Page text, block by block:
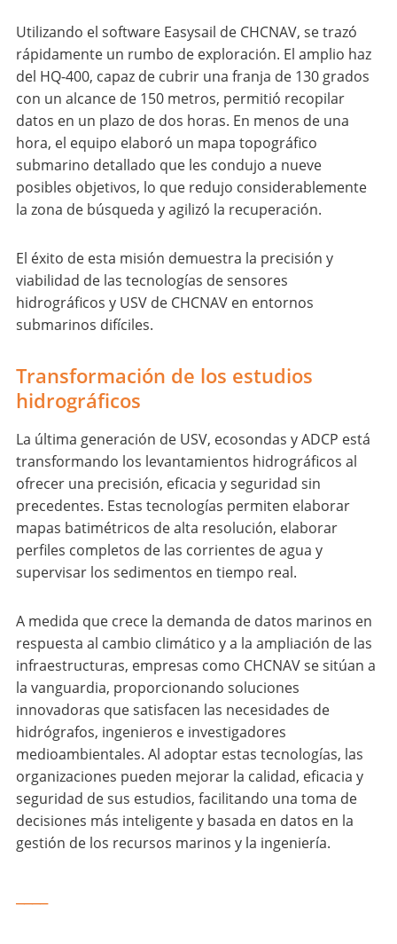
Utilizando el software Easysail de CHCNAV, se trazó
rápidamente un rumbo de exploración. El amplio haz
del HQ-400, capaz de cubrir una franja de 130 grados
con un alcance de 150 metros, permitió recopilar
datos en un plazo de dos horas. En menos de una
hora, el equipo elaboró un mapa topográfico
submarino detallado que les condujo a nueve
posibles objetivos, lo que redujo considerablemente
la zona de búsqueda y agilizó la recuperación.
El éxito de esta misión demuestra la precisión y
viabilidad de las tecnologías de sensores
hidrográficos y USV de CHCNAV en entornos
submarinos difíciles.
Transformación de los estudios
hidrográficos
La última generación de USV, ecosondas y ADCP está
transformando los levantamientos hidrográficos al
ofrecer una precisión, eficacia y seguridad sin
precedentes. Estas tecnologías permiten elaborar
mapas batimétricos de alta resolución, elaborar
perfiles completos de las corrientes de agua y
supervisar los sedimentos en tiempo real.
A medida que crece la demanda de datos marinos en
respuesta al cambio climático y a la ampliación de las
infraestructuras, empresas como CHCNAV se sitúan a
la vanguardia, proporcionando soluciones
innovadoras que satisfacen las necesidades de
hidrógrafos, ingenieros e investigadores
medioambientales. Al adoptar estas tecnologías, las
organizaciones pueden mejorar la calidad, eficacia y
seguridad de sus estudios, facilitando una toma de
decisiones más inteligente y basada en datos en la
gestión de los recursos marinos y la ingeniería.